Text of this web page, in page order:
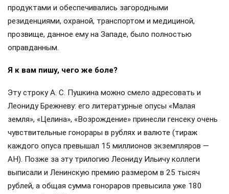
продуктами и обеспечивались загородными
резиденциями, охраной, транспортом и медициной,
прозвище, данное ему на Западе, было полностью
оправданным.
Я к вам пишу, чего же боле?
Эту строку А. С. Пушкина можно смело адресовать и
Леониду Брежневу: его литературные опусы «Малая
земля», «Целина», «Возрождение» принесли генсеку очень
чувствительные гонорары в рублях и валюте (тираж
каждого опуса превышал 15 миллионов экземпляров —
АН). Позже за эту трилогию Леониду Ильичу коллеги
выписали и Ленинскую премию размером в 25 тысяч
рублей, а общая сумма гонораров превысила уже 180